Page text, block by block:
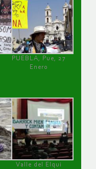
PUEBLA, Pue, 27
Enero
Valle del Elqui